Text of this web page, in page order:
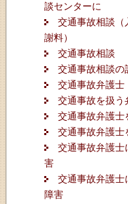
談センターに
交通事故相談（
謝料）
交通事故相談
交通事故相談の
交通事故弁護士
交通事故を扱う
交通事故弁護士
交通事故弁護士
交通事故弁護士
害
交通事故弁護士
障害